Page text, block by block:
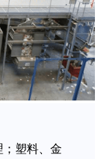
塑料、金